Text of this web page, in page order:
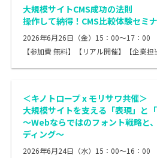
大規模サイトCMS成功の法則
操作して納得！CMS比較体験セミ
2026年6月26日（金）15：00～17：00
【参加費 無料】【リアル開催】【企業担
＜キノトロープ x モリサワ共催＞
大規模サイトを支える「表現」と「
～Webならではのフォント戦略と
ディング〜
2026年6月24日（水）15：00～16：00